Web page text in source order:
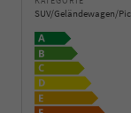
SUV/Geländewagen/